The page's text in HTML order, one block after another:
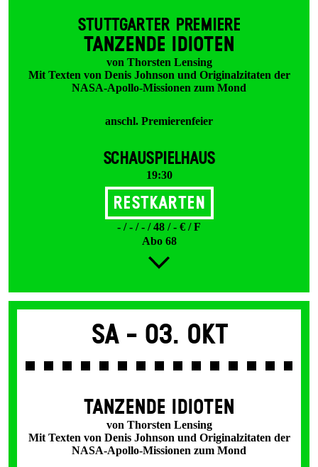
STUTTGARTER PREMIERE
TANZENDE IDIOTEN
von Thorsten Lensing
Mit Texten von Denis Johnson und Originalzitaten der
NASA-Apollo-Missionen zum Mond
anschl. Premierenfeier
SCHAUSPIELHAUS
19:30
Restkarten
- / - / - / 48 / - € / F
Abo 68
Sa - 03. Okt
TANZENDE IDIOTEN
von Thorsten Lensing
Mit Texten von Denis Johnson und Originalzitaten der
NASA-Apollo-Missionen zum Mond